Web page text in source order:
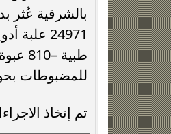
للمضبوطات بحوالى 300
تم إتخاذ
وفاة خورخي ميسي والد نجم
صراع طويل مع المرض